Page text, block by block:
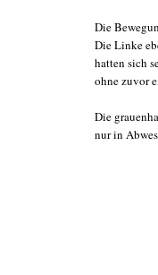
Die
Die Linke
hatten sich
ohne zuvor
Die
nur in